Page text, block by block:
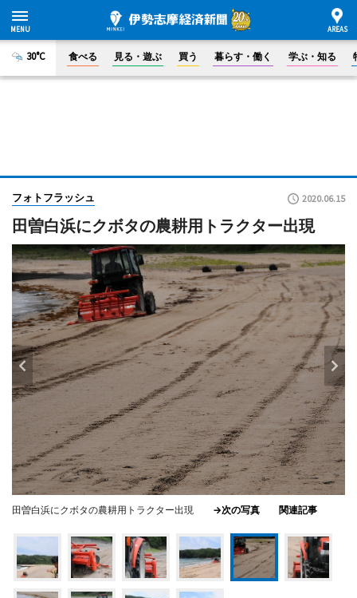
30°C 食べる 見る・遊ぶ 買う 暮らす・働く 学ぶ・知る
フォトフラッシュ 2020.06.15
田曽白浜にクボタの農耕用トラクター出現
田曽白浜にクボタの農耕用トラクター出現 →次の写真 関連記事